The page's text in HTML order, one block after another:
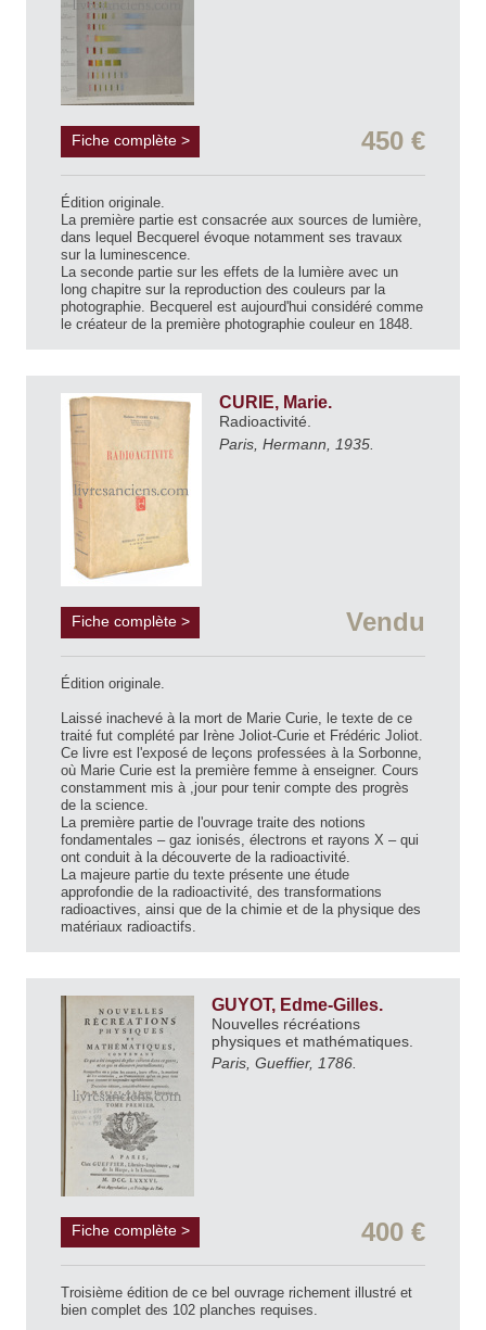
Fiche complète > 450 €
Édition originale.
La première partie est consacrée aux sources de lumière,
dans lequel Becquerel évoque notamment ses travaux
sur la luminescence.
La seconde partie sur les effets de la lumière avec un
long chapitre sur la reproduction des couleurs par la
photographie. Becquerel est aujourd'hui considéré comme
le créateur de la première photographie couleur en 1848.
CURIE, Marie.
Radioactivité.
Paris, Hermann, 1935.
Fiche complète > Vendu
Édition originale.
Laissé inachevé à la mort de Marie Curie, le texte de ce
traité fut complété par Irène Joliot-Curie et Frédéric Joliot.
Ce livre est l'exposé de leçons professées à la Sorbonne,
où Marie Curie est la première femme à enseigner. Cours
constamment mis à ,jour pour tenir compte des progrès
de la science.
La première partie de l'ouvrage traite des notions
fondamentales – gaz ionisés, électrons et rayons X – qui
ont conduit à la découverte de la radioactivité.
La majeure partie du texte présente une étude
approfondie de la radioactivité, des transformations
radioactives, ainsi que de la chimie et de la physique des
matériaux radioactifs.
GUYOT, Edme-Gilles.
Nouvelles récréations
physiques et mathématiques.
Paris, Gueffier, 1786.
Fiche complète > 400 €
Troisième édition de ce bel ouvrage richement illustré et
bien complet des 102 planches requises.